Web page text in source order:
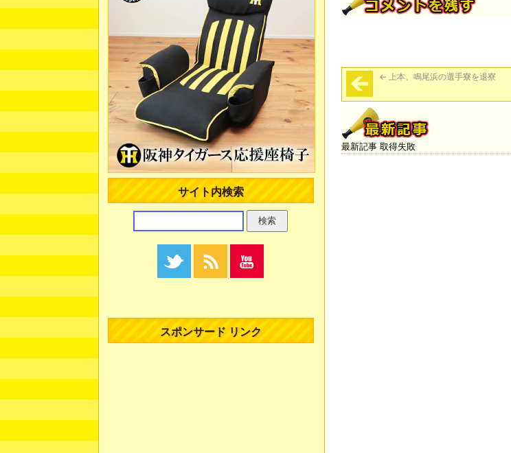
← 上本、鳴尾浜の選手寮を退寮
最新記事 取得失敗
サイト内検索
スポンサード リンク